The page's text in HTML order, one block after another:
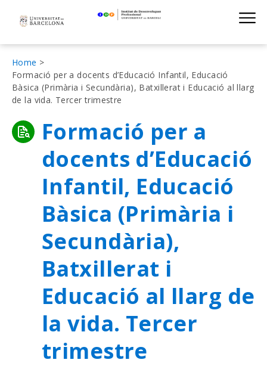
navigation
Institut de
Fil
d'Ariadna
Home
Formació per a docents d’Educació Infantil, Educació
Bàsica (Primària i Secundària), Batxillerat i Educació al llarg
de la vida. Tercer trimestre
Formació per a
docents d’Educació
Infantil, Educació
Bàsica (Primària i
Secundària),
Batxillerat i
Educació al llarg de
la vida. Tercer
trimestre